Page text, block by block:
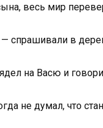
весь мир
спрашивали в
на Васю и
не думал, что